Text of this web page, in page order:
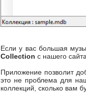
Если у вас большая
Collection с нашего
Приложение позволит
это не проблема для
коллекций, сколько вам